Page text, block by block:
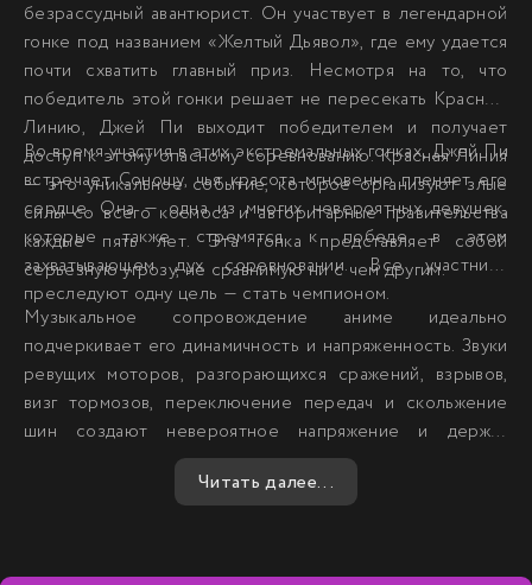
безрассудный авантюрист. Он участвует в легендарной
гонке под названием «Желтый Дьявол», где ему удается
почти схватить главный приз. Несмотря на то, что
победитель этой гонки решает не пересекать Красную
Линию, Джей Пи выходит победителем и получает
доступ к этому опасному соревнованию. Красная Линия
— это уникальное событие, которое организуют злые
силы со всего космоса и авторитарные правительства
каждые пять лет. Эта гонка представляет собой
серьезную угрозу, не сравнимую ни с чем другим.
Во время участия в этих экстремальных гонках, Джей Пи
встречает Соношу, чья красота мгновенно пленяет его
сердце. Она — одна из многих невероятных девушек,
которые также стремятся к победе в этом
захватывающем дух соревновании. Все участники
преследуют одну цель — стать чемпионом.
Музыкальное сопровождение аниме идеально
подчеркивает его динамичность и напряженность. Звуки
ревущих моторов, разгорающихся сражений, взрывов,
визг тормозов, переключение передач и скольжение
шин создают невероятное напряжение и держат
зрителя в постоянном ожидании.
Читать далее...